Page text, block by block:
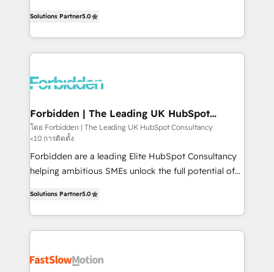
our commitment to data security and compliance. At
OneMetric, we help revenue teams focus on the
OneMetric that matters most: revenue.
Ventes et Service sur HubSpot grâce à la Revenue
Architecture : alignement des équipes, pipeline
prévisible, croissance mesurable. 🔌 Intégrations
Dynamics..), VOIP (Aircall, Ringover, Modjo), Shopify,
Extensions (React), Serverless Node.js, Custom
Objects, thèmes HubL, agents IA & Breeze AI. 🎯
Secteurs : Industrie, Distribution B2B, SaaS, Services
B2B, Immobilier, Viticulture, Finance. 🚀 Nos livrables
: migration sécurisée, implémentation Marketing +
HubSpot temps réel, formation équipes. 🏆 +350
projets livrés. Accrédités HubSpot CRM
Implementation, Data Migration & Custom
digitaweb.com
Solutions Partner5.0
Forbidden | The Leading UK HubSpot
Consultancy
โดย Forbidden | The Leading UK HubSpot Consultancy
<10 การติดตั้ง
Forbidden are a leading Elite HubSpot Consultancy
helping ambitious SMEs unlock the full potential of
but never see the ROI they expected due to poor
adoption, messy data, and disconnected teams
getting in the way. That’s where we come in. We
design, implement, and optimise HubSpot so it
Solutions Partner5.0